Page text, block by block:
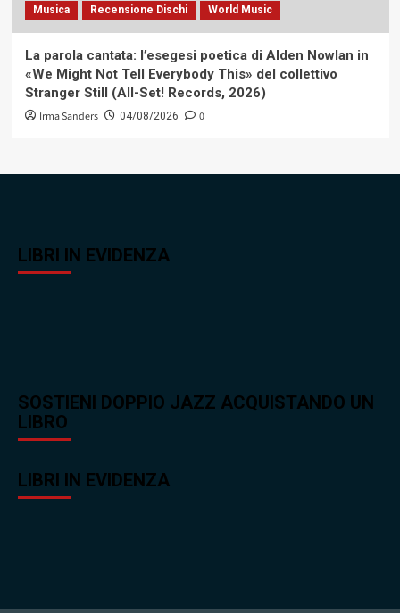
Musica
Recensione Dischi World Music
La parola cantata: l’esegesi poetica di Alden Nowlan in
«We Might Not Tell Everybody This» del collettivo
Stranger Still (All-Set! Records, 2026)
Irma Sanders 04/08/2026 0
LIBRI IN EVIDENZA
SOSTIENI DOPPIO JAZZ ACQUISTANDO UN
LIBRO
LIBRI IN EVIDENZA